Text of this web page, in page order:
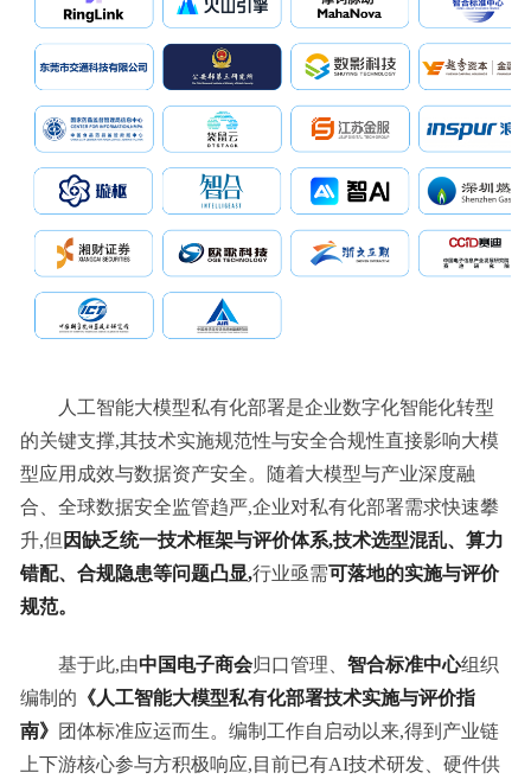
人工智能大模型私有化部署是企业数字化智能化转型
的关键支撑,其技术实施规范性与安全合规性直接影响大模
型应用成效与数据资产安全。随着大模型与产业深度融
合、全球数据安全监管趋严,企业对私有化部署需求快速攀
升,但 因缺乏统一技术框架与评价体系,技术选型混乱、算力
错配、合规隐患等问题凸显,行业亟需可落地的实施与评价
规范。
基于此,由中国电子商会归口管理、 智合标准中心组织
编制的 《 人工智能大模型私有化部署技术实施与评价指
南》 团体标准应运而生。编制工作自启动以来,得到产业链
上下游核心参与方积极响应,目前已有AI技术研发、硬件供